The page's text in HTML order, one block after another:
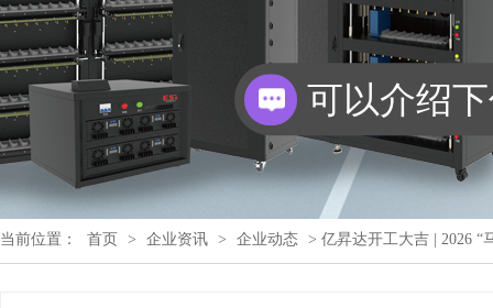
当前位置： 首页 > 企业资讯 > 企业动态 > 亿昇达开工大吉 | 2026 “